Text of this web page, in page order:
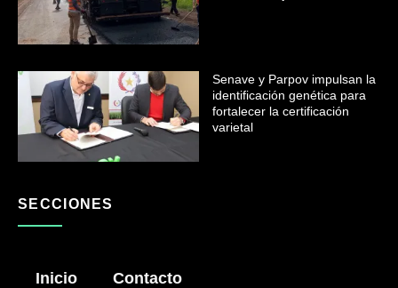
Senave y Parpov impulsan la
identificación genética para
fortalecer la certificación
varietal
SECCIONES
Inicio Contacto